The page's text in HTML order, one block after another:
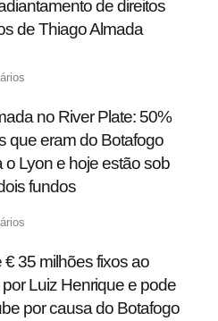
de direitos
de Thiago Almada
no River Plate: 50%
que eram do Botafogo
o Lyon e hoje estão sob
fundos
€ 35 milhões fixos ao
Luiz Henrique e pode
por causa do Botafogo